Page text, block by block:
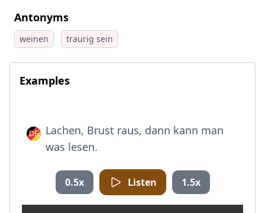
Antonyms
weinen traurig sein
Examples
Lachen, Brust raus, dann kann man
was lesen.
0.5x Listen 1.5x